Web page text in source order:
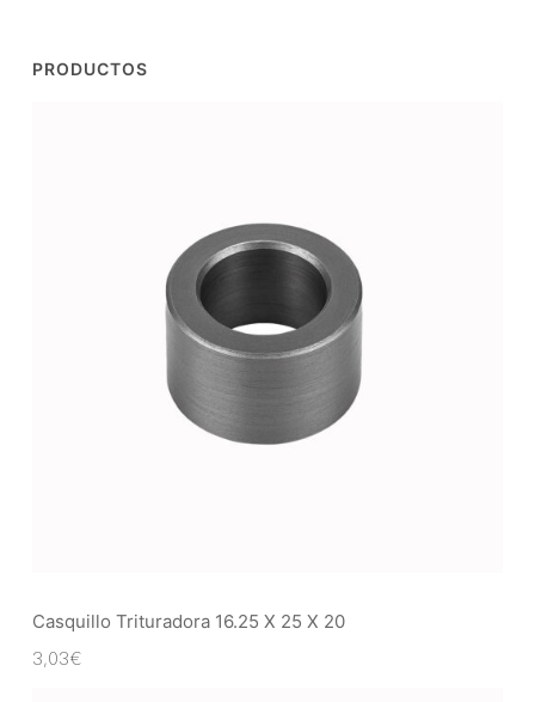
PRODUCTOS
Casquillo Trituradora 16.25 X 25 X 20
3,03€